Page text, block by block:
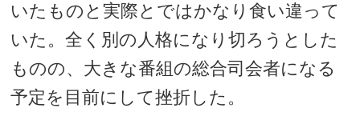
いたものと実際とではかなり食い違って
いた。全く別の人格になり切ろうとした
ものの、大きな番組の総合司会者になる
予定を目前にして挫折した。